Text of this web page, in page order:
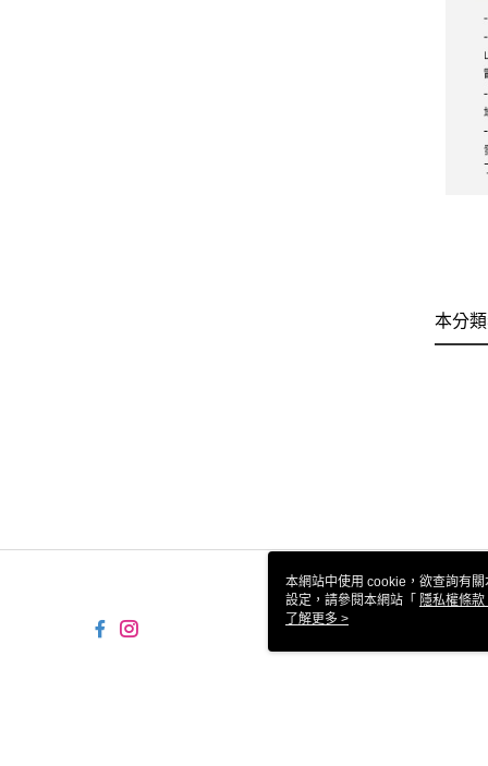
本分
本網站中使用 cookie，欲查詢有
設定，請參閱本網站「 隱私權條款
使用 cookie。
了解更多 >